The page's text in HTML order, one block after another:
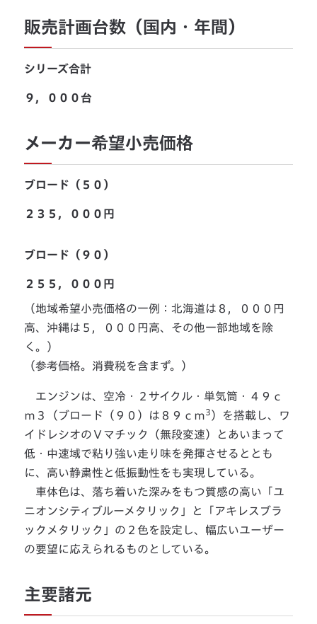
販売計画台数（国内・年間）
シリーズ合計
９，０００台
メーカー希望小売価格
ブロード（５０）
２３５，０００円
ブロード（９０）
２５５，０００円
（地域希望小売価格の一例：北海道は８，０００円
高、沖縄は５，０００円高、その他一部地域を除
く。）
（参考価格。消費税を含まず。）
エンジンは、空冷・２サイクル・単気筒・４９ｃ
ｍ３（ブロード（９０）は８９ｃｍ3 ）を搭載し、ワ
イドレシオのＶマチック（無段変速）とあいまって
低・中速域で粘り強い走り味を発揮させるととも
に、高い静粛性と低振動性をも実現している。
車体色は、落ち着いた深みをもつ質感の高い「ユ
ニオンシティブルーメタリック」と「アキレスブラ
ックメタリック」の２色を設定し、幅広いユーザー
の要望に応えられるものとしている。
主要諸元